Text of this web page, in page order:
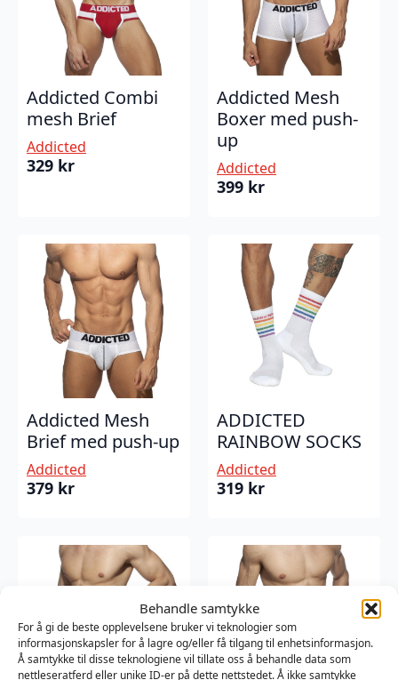
Behandle samtykke
For å gi de beste opplevelsene bruker vi teknologier som
informasjonskapsler for å lagre og/eller få tilgang til enhetsinformasjon.
Å samtykke til disse teknologiene vil tillate oss å behandle data som
nettleseratferd eller unike ID-er på dette nettstedet. Å ikke samtykke
Addicted Combi
mesh Brief
Addicted
329 kr
Addicted Mesh
Boxer med push-
up
Addicted
399 kr
Addicted Mesh
Brief med push-up
Addicted
379 kr
ADDICTED
RAINBOW SOCKS
Addicted
319 kr